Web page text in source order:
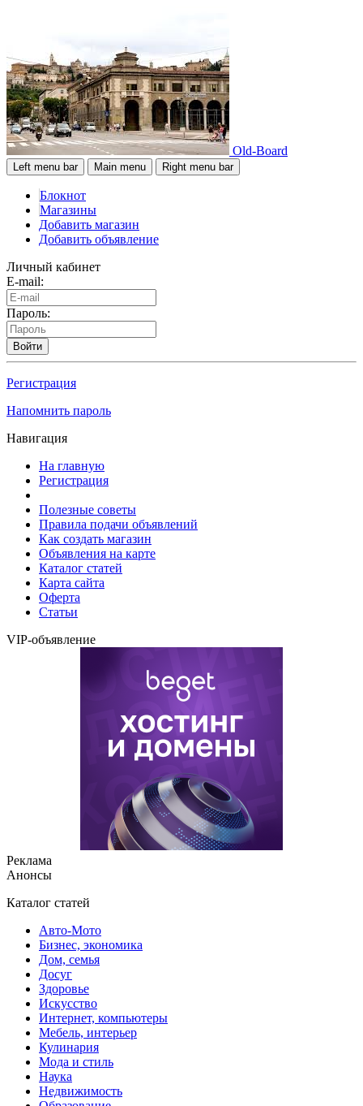
Old-Board
Left menu bar Main menu Right menu bar
Блокнот
Магазины
Добавить магазин
Добавить объявление
Личный кабинет
E-mail:
Пароль:
Войти
Регистрация
Напомнить пароль
Навигация
На главную
Регистрация
Полезные советы
Правила подачи объявлений
Как создать магазин
Объявления на карте
Каталог статей
Карта сайта
Оферта
Статьи
VIP-объявление
Реклама
Анонсы
Каталог статей
Авто-Мото
Бизнес, экономика
Дом, семья
Досуг
Здоровье
Искусство
Интернет, компьютеры
Мебель, интерьер
Кулинария
Мода и стиль
Наука
Недвижимость